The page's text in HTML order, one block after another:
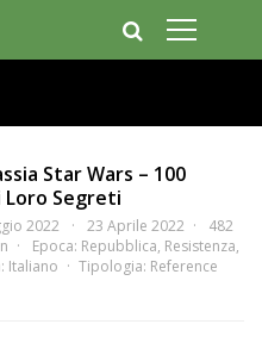
Star Wars – 100
Loro Segreti
2022 23 Aprile 2022
482
Epoca: Repubblica, Resistenza,
Italiano Tipologia: Reference